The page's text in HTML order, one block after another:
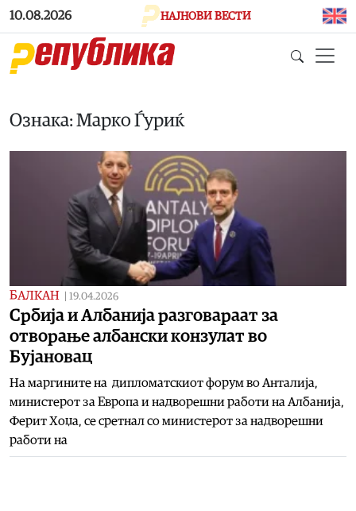
Skip to main content
10.08.2026 НАЈНОВИ ВЕСТИ
Ознака: Марко Ѓуриќ
БАЛКАН 19.04.2026
Србија и Албанија разговараат за
отворање албански конзулат во
Бујановац
На маргините на дипломатскиот форум во Анталија,
министерот за Европа и надворешни работи на Албанија,
Ферит Хоџа, се сретнал со министерот за надворешни
работи на